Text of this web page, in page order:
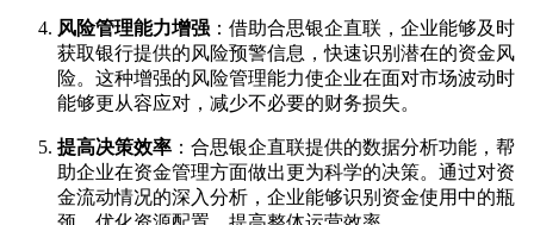
风险管理能力增强 ：借助合思银企直联，企业能够及时
获取银行提供的风险预警信息，快速识别潜在的资金风
险。这种增强的风险管理能力使企业在面对市场波动时
能够更从容应对，减少不必要的财务损失。
提高决策效率 ：合思银企直联提供的数据分析功能，帮
助企业在资金管理方面做出更为科学的决策。通过对资
金流动情况的深入分析，企业能够识别资金使用中的瓶